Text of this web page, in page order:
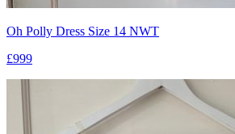
Oh Polly Dress Size 14 NWT
£999